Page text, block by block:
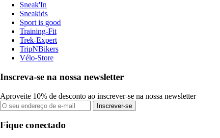
Sneak'In
Sneakids
Sport is good
Training-Fit
Trek-Expert
TripNBikers
Vélo-Store
Inscreva-se na nossa newsletter
Aproveite 10% de desconto ao inscrever-se na nossa newsletter
Inscrever-se
Fique conectado